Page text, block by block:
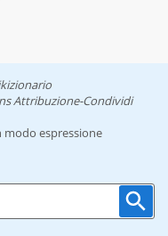
Attribuzione-Condividi
espressione